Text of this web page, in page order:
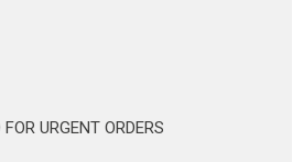
URGENT ORDERS